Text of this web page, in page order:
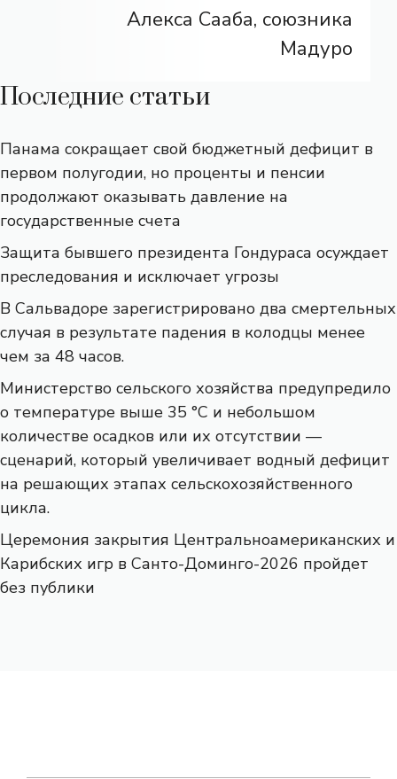
Алекса Сааба, союзника
Мадуро
Последние статьи
Панама сокращает свой бюджетный дефицит в
первом полугодии, но проценты и пенсии
продолжают оказывать давление на
государственные счета
Защита бывшего президента Гондураса осуждает
преследования и исключает угрозы
В Сальвадоре зарегистрировано два смертельных
случая в результате падения в колодцы менее
чем за 48 часов.
Министерство сельского хозяйства предупредило
о температуре выше 35 °C и небольшом
количестве осадков или их отсутствии —
сценарий, который увеличивает водный дефицит
на решающих этапах сельскохозяйственного
цикла.
Церемония закрытия Центральноамериканских и
Карибских игр в Санто-Доминго-2026 пройдет
без публики